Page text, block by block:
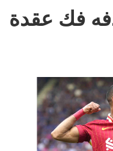
فك عقدة